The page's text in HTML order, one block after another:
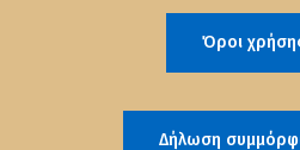
Όροι
Δήλωση